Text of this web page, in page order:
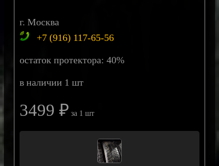
г. Москва
+7 (916) 117-65-56
остаток протектора: 40%
в наличии 1 шт
3499 ₽ за 1 шт